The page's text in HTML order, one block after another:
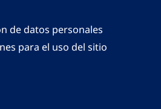
de datos personales
para el uso del sitio